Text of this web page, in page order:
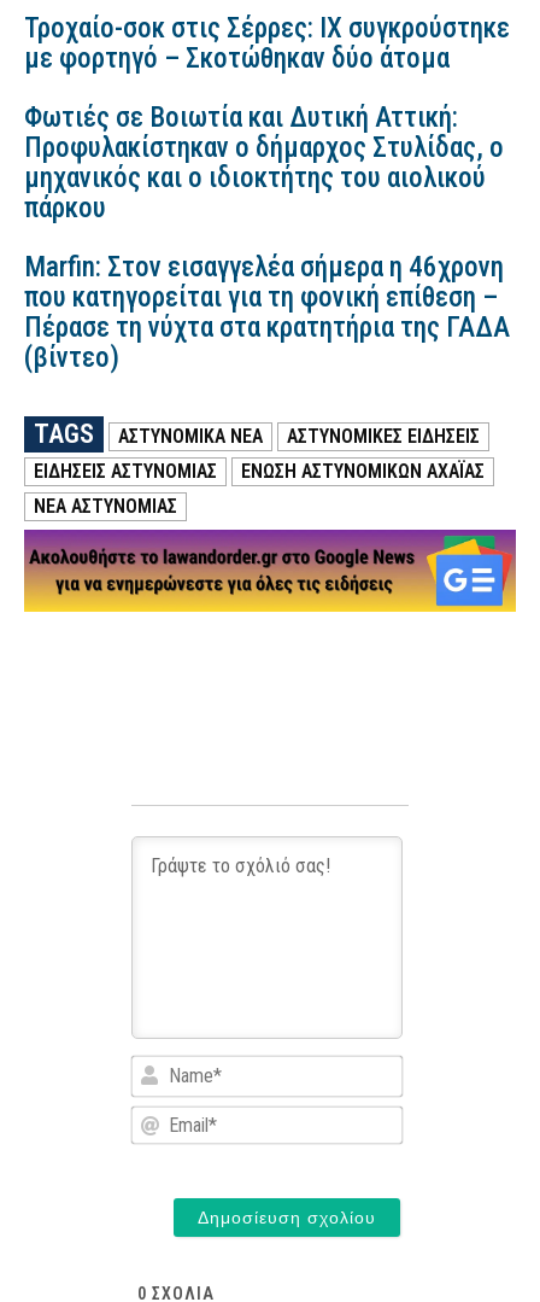
Τροχαίο-σοκ στις Σέρρες: ΙΧ συγκρούστηκε
με φορτηγό – Σκοτώθηκαν δύο άτομα
Φωτιές σε Βοιωτία και Δυτική Αττική:
Προφυλακίστηκαν ο δήμαρχος Στυλίδας, ο
μηχανικός και ο ιδιοκτήτης του αιολικού
πάρκου
Marfin: Στον εισαγγελέα σήμερα η 46χρονη
που κατηγορείται για τη φονική επίθεση –
Πέρασε τη νύχτα στα κρατητήρια της ΓΑΔΑ
(βίντεο)
TAGS ΑΣΤΥΝΟΜΙΚΑ ΝΕΑ
ΑΣΤΥΝΟΜΙΚΕΣ ΕΙΔΗΣΕΙΣ
ΕΙΔΗΣΕΙΣ ΑΣΤΥΝΟΜΙΑΣ
ΕΝΩΣΗ ΑΣΤΥΝΟΜΙΚΩΝ ΑΧΑΪΑΣ
ΝΕΑ ΑΣΤΥΝΟΜΙΑΣ
Name*
Email*
0 ΣΧΌΛΙΑ